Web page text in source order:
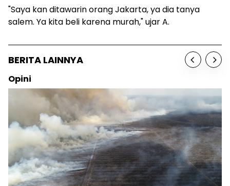
"Saya kan ditawarin orang Jakarta, ya dia tanya
salem. Ya kita beli karena murah," ujar A.
BERITA LAINNYA
Opini